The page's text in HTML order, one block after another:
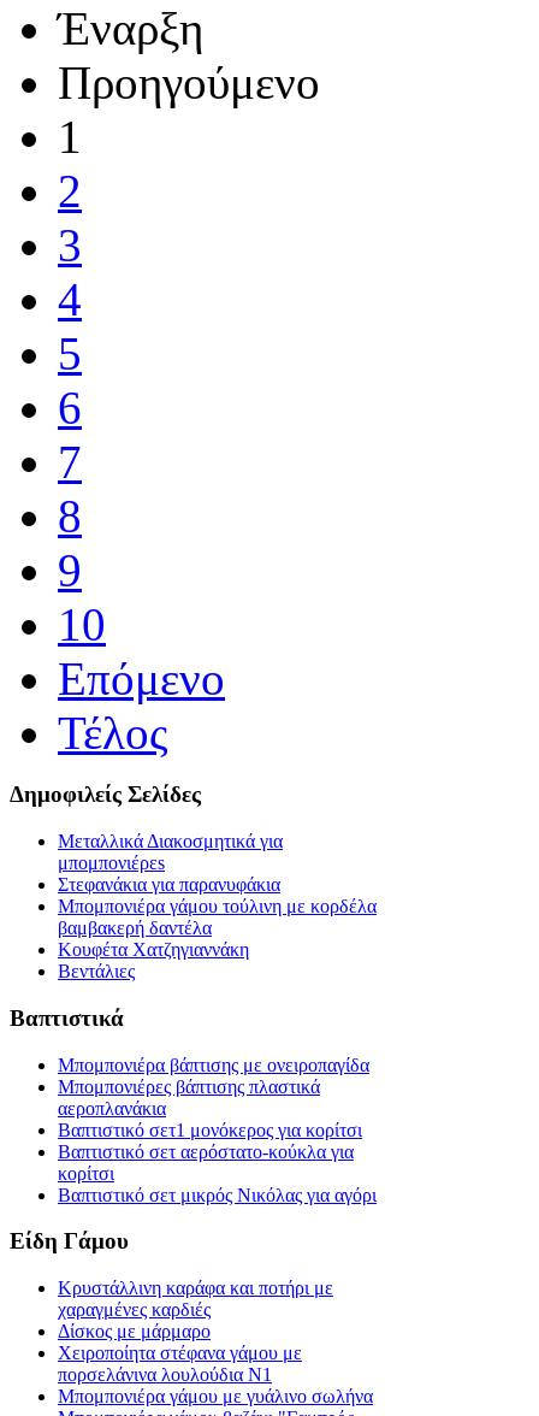
Έναρξη
Προηγούμενο
1
2
3
4
5
6
7
8
9
10
Επόμενο
Τέλος
Δημοφιλείς Σελίδες
Μεταλλικά Διακοσμητικά για
μπομπονιέρεs
Στεφανάκια για παρανυφάκια
Μπομπονιέρα γάμου τούλινη με κορδέλα
βαμβακερή δαντέλα
Κουφέτα Χατζηγιαννάκη
Βεντάλιες
Βαπτιστικά
Μπομπονιέρα βάπτισης με ονειροπαγίδα
Μπομπονιέρες βάπτισης πλαστικά
αεροπλανάκια
Βαπτιστικό σετ1 μονόκερος για κορίτσι
Βαπτιστικό σετ αερόστατο-κούκλα για
κορίτσι
Βαπτιστικό σετ μικρός Νικόλας για αγόρι
Είδη Γάμου
Κρυστάλλινη καράφα και ποτήρι με
χαραγμένες καρδιές
Δίσκος με μάρμαρο
Χειροποίητα στέφανα γάμου με
πορσελάνινα λουλούδια Ν1
Μπομπονιέρα γάμου με γυάλινο σωλήνα